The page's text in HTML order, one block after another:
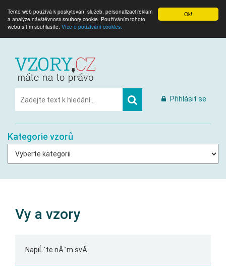
Ok!
Tento web používá k poskytování služeb, personalizaci reklam
a analýze návštěvnosti soubory cookie. Používáním tohoto
webu s tím souhlasíte. Více o používání cookies.
Přihlásit se
Kategorie vzorů
Vy a vzory
NapiĹˇte nĂˇm svĂ